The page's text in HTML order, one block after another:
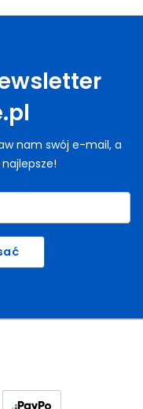
nam swój e-mail, a